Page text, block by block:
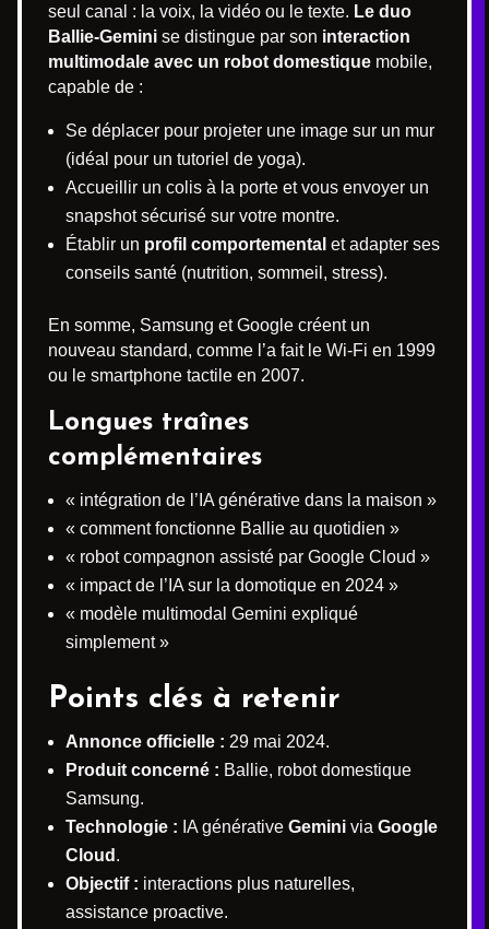
seul canal : la voix, la vidéo ou le texte. Le duo
Ballie-Gemini se distingue par son interaction
multimodale avec un robot domestique mobile,
capable de :
Se déplacer pour projeter une image sur un mur
(idéal pour un tutoriel de yoga).
Accueillir un colis à la porte et vous envoyer un
snapshot sécurisé sur votre montre.
Établir un profil comportemental et adapter ses
conseils santé (nutrition, sommeil, stress).
En somme, Samsung et Google créent un
nouveau standard, comme l’a fait le Wi-Fi en 1999
ou le smartphone tactile en 2007.
Longues traînes
complémentaires
« intégration de l’IA générative dans la maison »
« comment fonctionne Ballie au quotidien »
« robot compagnon assisté par Google Cloud »
« impact de l’IA sur la domotique en 2024 »
« modèle multimodal Gemini expliqué
simplement »
Points clés à retenir
Annonce officielle : 29 mai 2024.
Produit concerné : Ballie, robot domestique
Samsung.
Technologie : IA générative Gemini via Google
Cloud .
Objectif : interactions plus naturelles,
assistance proactive.